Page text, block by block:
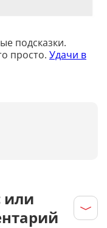
подсказки.
просто. Удачи в
или